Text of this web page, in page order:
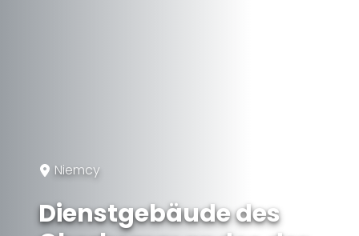
Niemcy
Dienstgebäude des